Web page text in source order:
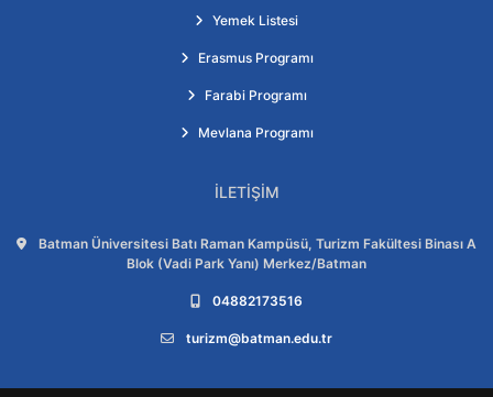
Yemek Listesi
Erasmus Programı
Farabi Programı
Mevlana Programı
İLETIŞIM
Adres:
Batman Üniversitesi Batı Raman Kampüsü, Turizm Fakültesi Binası A
Blok (Vadi Park Yanı) Merkez/Batman
Telefon:
04882173516
E-posta:
turizm@batman.edu.tr